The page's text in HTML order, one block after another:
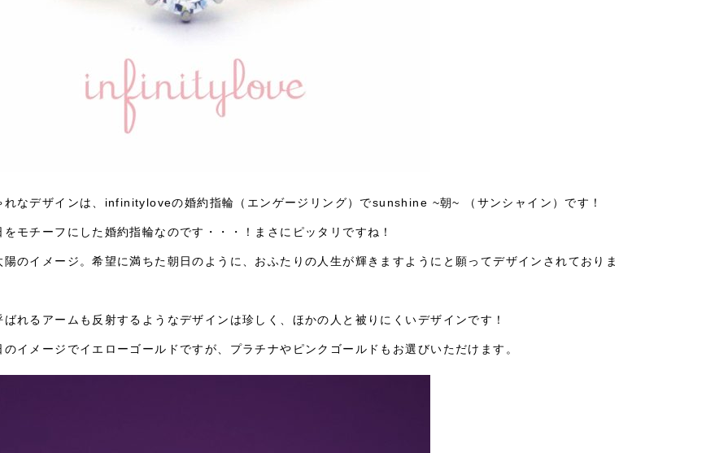
れなデザインは、infinityloveの婚約指輪（エンゲージリング）でsunshine ~朝~ （サンシャイン）です！
をモチーフにした婚約指輪なのです・・・！まさにピッタリですね！
陽のイメージ。希望に満ちた朝日のように、おふたりの人生が輝きますようにと願ってデザインされておりま
ばれるアームも反射するようなデザインは珍しく、ほかの人と被りにくいデザインです！
のイメージでイエローゴールドですが、プラチナやピンクゴールドもお選びいただけます。